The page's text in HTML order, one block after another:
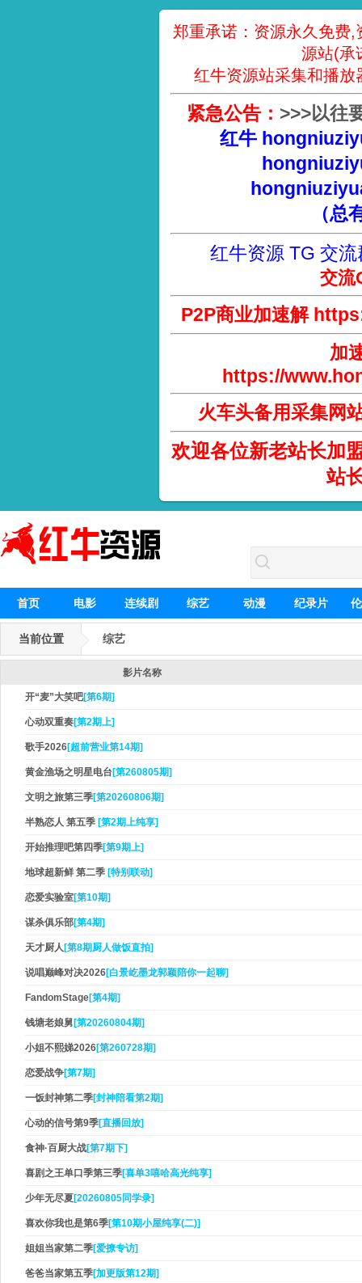
郑重承诺：资源永久免费
源站(承
红牛资源站采集和播放
紧急公告： >>>以往
红牛
（总
红牛资源 TG 交流
交流
P2P商业加速解
加
https://
火车头备用采集网
欢迎各位新老站长加
站
首页 电影 连续剧 综艺 动漫 纪录片
当前位置 综艺
影片名称
开“麦”大笑吧[第6期]
心动双重奏[第2期上]
歌手2026[超前营业第14期]
黄金渔场之明星电台 [第260805期]
文明之旅第三季[第20260806期]
半熟恋人 第五季 [第2期上纯享]
开始推理吧第四季[第9期上]
地球超新鲜 第二季 [特别联动]
恋爱实验室[第10期]
谋杀俱乐部[第4期]
天才厨人 [第8期厨人做饭直拍]
说唱巅峰对决2026[白景屹墨龙郭颖陪你一起聊]
FandomStage[第4期]
钱塘老娘舅 [第20260804期]
小姐不熙娣2026[第260728期]
恋爱战争[第7期]
一饭封神第二季[封神陪看第2期]
心动的信号第9季[直播回放]
食神·百厨大战[第7期下]
喜剧之王单口季第三季[喜单3嘻哈高光纯享]
少年无尽夏[20260805同学录]
喜欢你我也是第6季[第10期小屋纯享(二)]
姐姐当家第二季[爱撩专访]
爸爸当家第五季[加更版第12期]